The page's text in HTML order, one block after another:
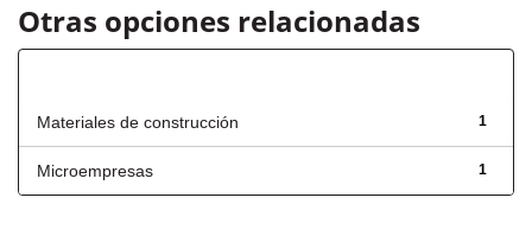
Otras opciones relacionadas
1
Materiales de construcción
1
Microempresas